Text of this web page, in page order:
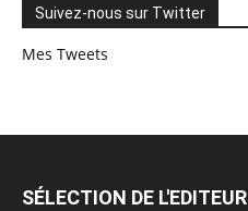
Suivez-nous sur Twitter
Mes Tweets
SÉLECTION DE L'EDITEUR